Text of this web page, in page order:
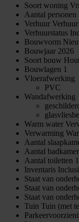
Soort woning
Aantal personen
Verhuur
Verhuurstatus
Bouwvorm
Bouwjaar 2026
Soort bouw
Bouwlagen 1
Vloerafwerking
PVC
Wandafwerking
Warm water
Verwarming
Aantal
Aantal
Aantal toiletten 1
Inventaris
Staat van
Staat van
Staat van
Tuin Tuin (met